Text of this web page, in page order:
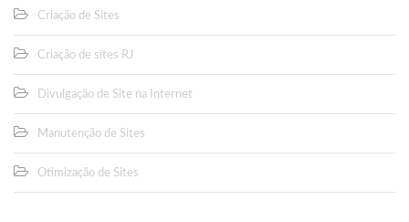
Criação de Sites
Criação de sites RJ
Divulgação de Site na Internet
Manutenção de Sites
Otimização de Sites